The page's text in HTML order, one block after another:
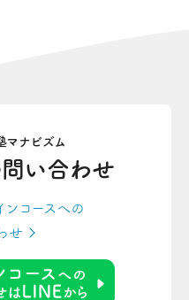
ナビズム
問い合わせ
コースへの
せ